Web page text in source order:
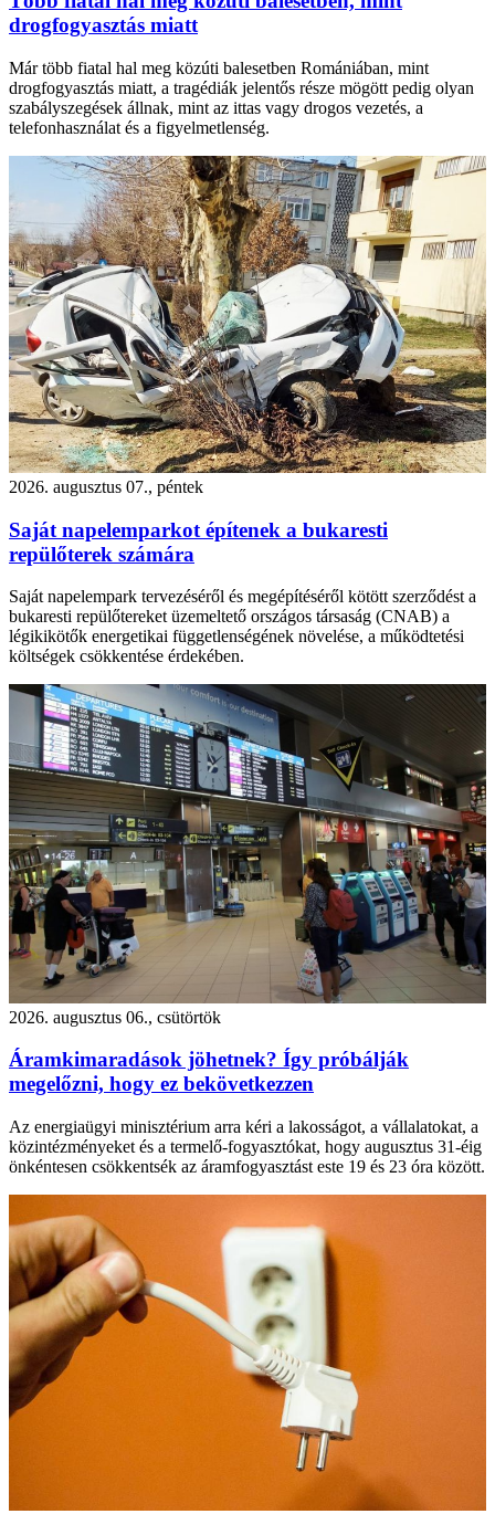
drogfogyasztás miatt
Már több fiatal hal meg közúti balesetben Romániában, mint
drogfogyasztás miatt, a tragédiák jelentős része mögött pedig olyan
szabályszegések állnak, mint az ittas vagy drogos vezetés, a
telefonhasználat és a figyelmetlenség.
2026. augusztus 07., péntek
Saját napelemparkot építenek a bukaresti
repülőterek számára
Saját napelempark tervezéséről és megépítéséről kötött szerződést a
bukaresti repülőtereket üzemeltető országos társaság (CNAB) a
légikikötők energetikai függetlenségének növelése, a működtetési
költségek csökkentése érdekében.
2026. augusztus 06., csütörtök
Áramkimaradások jöhetnek? Így próbálják
megelőzni, hogy ez bekövetkezzen
Az energiaügyi minisztérium arra kéri a lakosságot, a vállalatokat, a
közintézményeket és a termelő-fogyasztókat, hogy augusztus 31-éig
önkéntesen csökkentsék az áramfogyasztást este 19 és 23 óra között.